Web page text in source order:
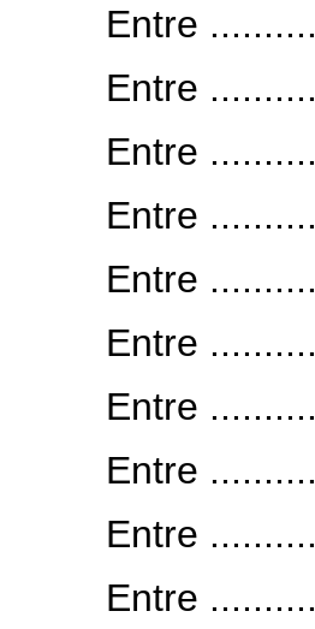
Entre
Entre
Entre
Entre
Entre
Entre
Entre
Entre
Entre
Entre